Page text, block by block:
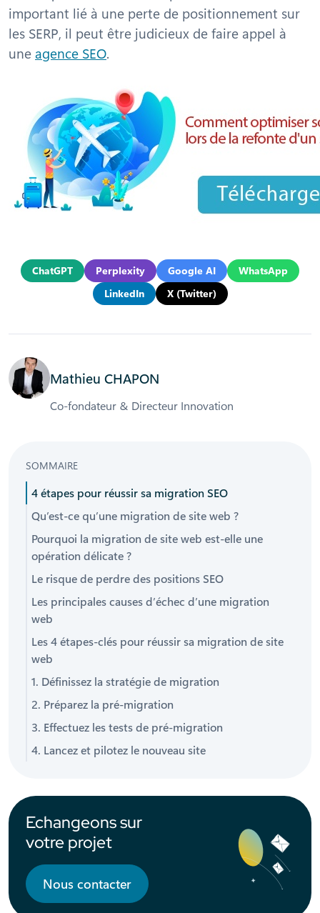
important lié à une perte de positionnement sur
les SERP, il peut être judicieux de faire appel à
uneagence SEO.
ChatGPT Perplexity Google AI
WhatsApp
LinkedIn
X (Twitter)
Mathieu CHAPON
Co-fondateur & Directeur Innovation
SOMMAIRE
4 étapes pour réussir sa migration SEO
Qu’est-ce qu’une migration de site web ?
Pourquoi la migration de site web est-elle une
opération délicate ?
Le risque de perdre des positions SEO
Les principales causes d’échec d’une migration
web
Les 4 étapes-clés pour réussir sa migration de site
web
1. Définissez la stratégie de migration
2. Préparez la pré-migration
3. Effectuez les tests de pré-migration
4. Lancez et pilotez le nouveau site
Echangeons sur
votre projet
Nous contacter